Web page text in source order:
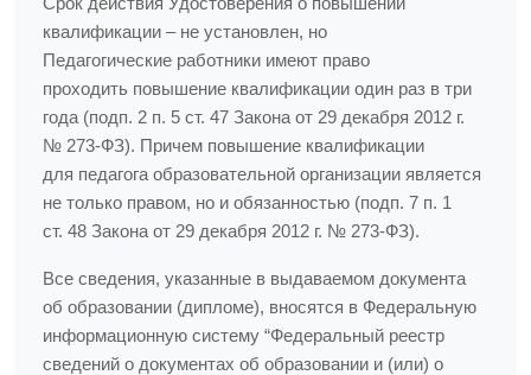
квалификации – не установлен, но
Педагогические работники имеют право
проходить повышение квалификации один раз в три
года (подп. 2 п. 5 ст. 47 Закона от 29 декабря 2012 г.
№ 273-ФЗ). Причем повышение квалификации
для педагога образовательной организации является
не только правом, но и обязанностью (подп. 7 п. 1
ст. 48 Закона от 29 декабря 2012 г. № 273-ФЗ).
Все сведения, указанные в выдаваемом документа
об образовании (дипломе), вносятся в Федеральную
информационную систему “Федеральный реестр
сведений о документах об образовании и (или) о